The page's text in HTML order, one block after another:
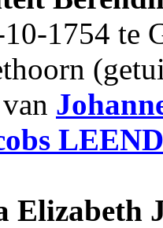
1754 te
Elizabeth